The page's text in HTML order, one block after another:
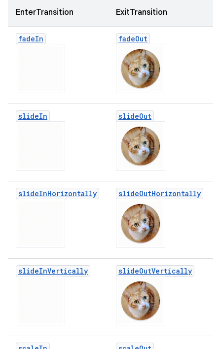
EnterTransition ExitTransition
fadeIn fadeOut
slideIn slideOut
slideInHorizontally slideOutHorizontally
slideInVertically slideOutVertically